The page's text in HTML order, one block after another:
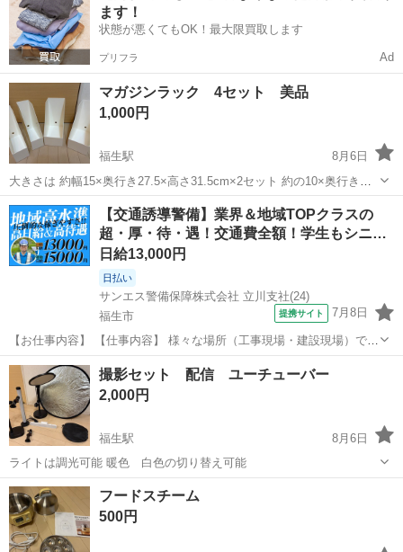
ます！
状態が悪くてもOK！最大限買取します
プリフラ Ad
マガジンラック 4セット 美品
1,000円
福生駅
8月6日
大きさは 約幅15×奥行き27.5×高さ31.5cm×2セット 約の10×奥行き
27.5×高さ31.5cm×2セット
東京 福生市 福生駅 その他
【交通誘導警備】業界＆地域TOPクラスの
超・厚・待・遇！交通費全額！学生もシニ…
日給13,000円
日払い
サンエス警備保障株式会社 立川支社(24)
福生市
提携サイト 7月8日
【お仕事内容】 【仕事内容】 様々な場所（工事現場・建設現場）での
交通誘導・案内をお任せします。 道路をご利用される車両や歩行者の
方が安全に安心して通行するために適切に誘導してください。 現場へ
の直行直帰が基本で、毎週・毎...
東京 福生市 警備員
撮影セット 配信 ユーチューバー
2,000円
福生駅
8月6日
ライトは調光可能 暖色 白色の切り替え可能
東京 福生市 福生駅
フードスチーム
500円